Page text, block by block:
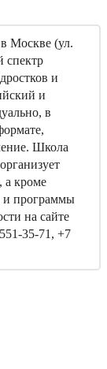
Москве (ул.
спектр
и
и
в
Школа
а кроме
и программы
на сайте
35-71, +7